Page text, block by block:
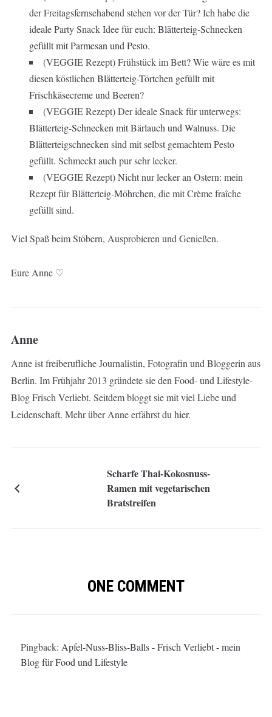
der Freitagsfernsehabend stehen vor der Tür? Ich habe die
ideale Party Snack Idee für euch: Blätterteig-Schnecken
gefüllt mit Parmesan und Pesto.
(VEGGIE Rezept) Frühstück im Bett? Wie wäre es mit
diesen köstlichen Blätterteig-Törtchen gefüllt mit
Frischkäsecreme und Beeren?
(VEGGIE Rezept) Der ideale Snack für unterwegs:
Blätterteig-Schnecken mit Bärlauch und Walnuss. Die
Blätterteigschnecken sind mit selbst gemachtem Pesto
gefüllt. Schmeckt auch pur sehr lecker.
(VEGGIE Rezept) Nicht nur lecker an Ostern: mein
Rezept fürBlätterteig-Möhrchen, die mit Crème fraîche
gefüllt sind.
Viel Spaß beim Stöbern, Ausprobieren und Genießen.
Eure Anne ♡
Anne
Anne ist freiberufliche Journalistin, Fotografin und Bloggerin aus
Berlin. Im Frühjahr 2013 gründete sie den Food- und Lifestyle-
Blog Frisch Verliebt. Seitdem bloggt sie mit viel Liebe und
Leidenschaft. Mehr über Anne erfährst du hier.
Scharfe Thai-Kokosnuss-
Ramen mit vegetarischen
Bratstreifen
ONE COMMENT
Pingback: Apfel-Nuss-Bliss-Balls - Frisch Verliebt - mein
Blog für Food und Lifestyle